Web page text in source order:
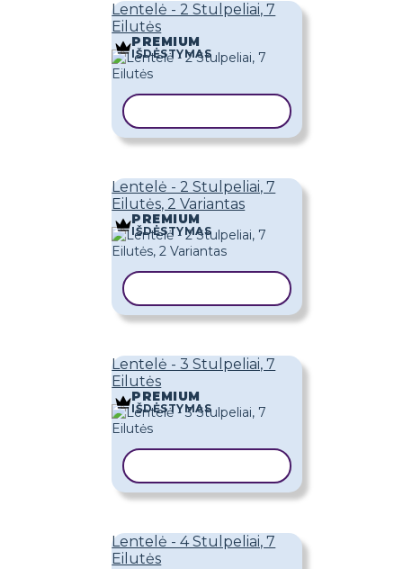
Lentelė - 2 Stulpeliai, 7
Eilutės
PREMIUM
IŠDĖSTYMAS
Lentelė - 2 Stulpeliai, 7
Eilutės, 2 Variantas
PREMIUM
IŠDĖSTYMAS
Lentelė - 3 Stulpeliai, 7
Eilutės
PREMIUM
IŠDĖSTYMAS
Lentelė - 4 Stulpeliai, 7
Eilutės